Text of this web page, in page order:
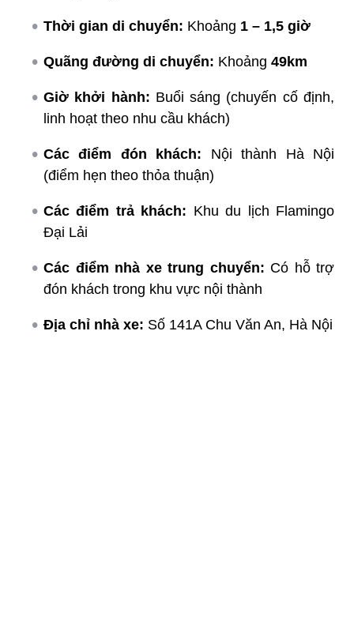
Thời gian di chuyển: Khoảng 1 – 1,5 giờ
Quãng đường di chuyển: Khoảng 49km
Giờ khởi hành: Buổi sáng (chuyến cố định,
linh hoạt theo nhu cầu khách)
Các điểm đón khách: Nội thành Hà Nội
(điểm hẹn theo thỏa thuận)
Các điểm trả khách: Khu du lịch Flamingo
Đại Lải
Các điểm nhà xe trung chuyển: Có hỗ trợ
đón khách trong khu vực nội thành
Địa chỉ nhà xe: Số 141A Chu Văn An, Hà Nội